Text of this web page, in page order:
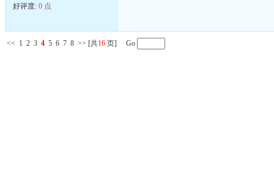
好评度: 0 点
<< 1 2 3 4 5 6 7 8 >> [共16 页] Go